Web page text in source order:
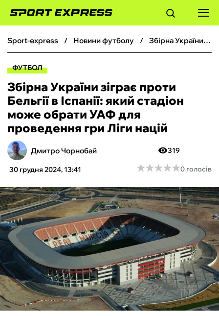
ФУТБОЛ
БОКС
ХОКЕЙ
ТЕНІС
КІБЕРСПОРТ
ЧС-2026
ФУТЗАЛ
ІНШІ
БУКМЕКЕРИ
sport-express новини футболу Збірна України зіграє проти Бельгії в Іспанії: який стадіон може обрати УАФ для проведення гри Ліги націй
ФУТБОЛ
Збірна України зіграє проти
Бельгії в Іспанії: який стадіон
може обрати УАФ для
проведення гри Ліги націй
Дмитро Чорнобай
30 грудня 2024, 13:41
319
★★★★★
★★★★★0 голосів